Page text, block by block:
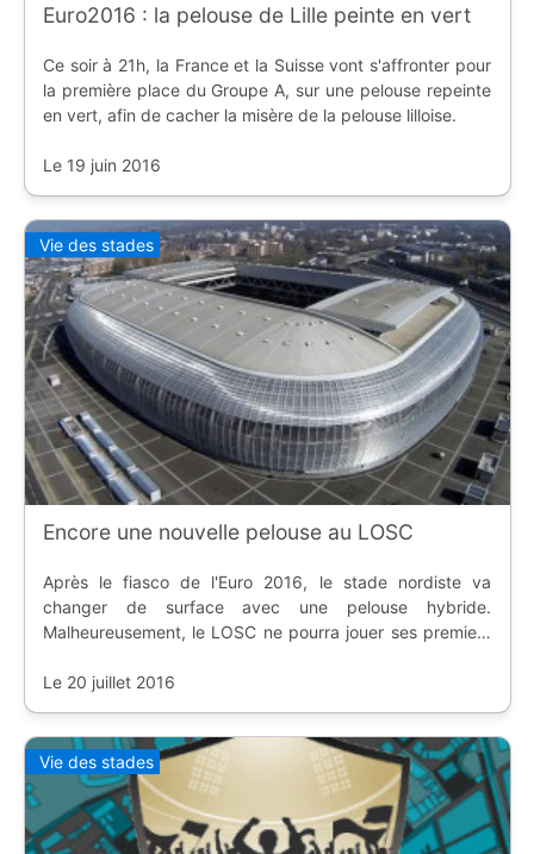
Euro2016 : la pelouse de Lille peinte en vert
Ce soir à 21h, la France et la Suisse vont s'affronter pour
la première place du Groupe A, sur une pelouse repeinte
en vert, afin de cacher la misère de la pelouse lilloise.
Le 19 juin 2016
Vie des stades
Encore une nouvelle pelouse au LOSC
Après le fiasco de l'Euro 2016, le stade nordiste va
changer de surface avec une pelouse hybride.
Malheureusement, le LOSC ne pourra jouer ses premiers
Le 20 juillet 2016
Vie des stades